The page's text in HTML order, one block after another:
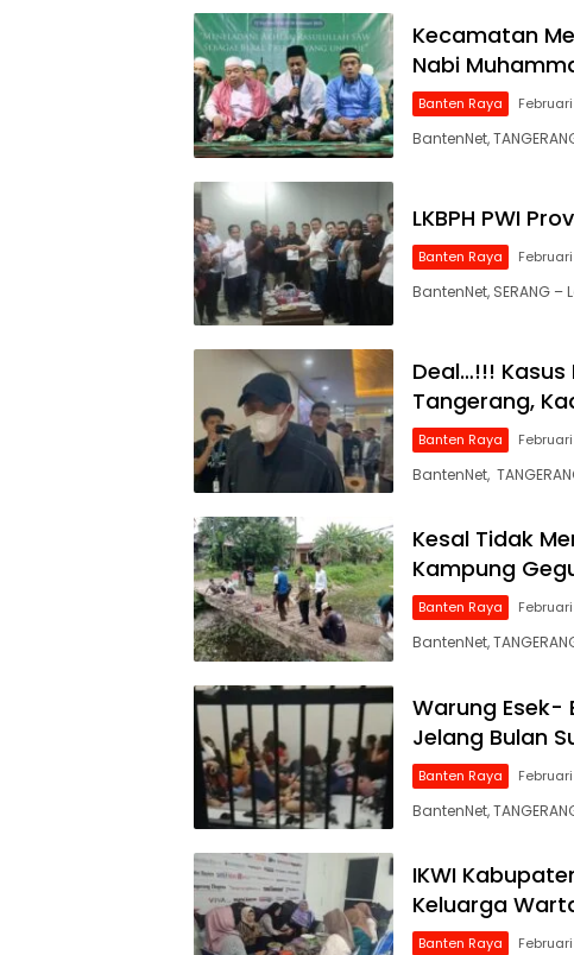
Kecamatan
Nabi
Banten Raya
BantenNet,
LKBPH PWI
Banten Raya
BantenNet, SERANG
Deal…!!!
Tangerang,
Banten Raya
BantenNet,
Kesal Tidak
Kampung
Banten Raya
BantenNet,
Warung Esek-
Jelang Bulan
Banten Raya
BantenNet,
IKWI
Keluarga
Banten Raya